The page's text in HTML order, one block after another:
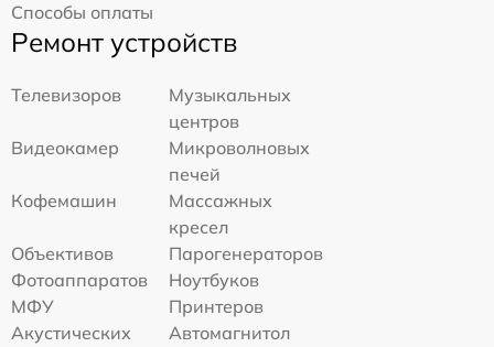
Способы оплаты
Ремонт устройств
Телевизоров
Музыкальных
центров
Видеокамер
Микроволновых
печей
Кофемашин
Массажных
кресел
Объективов
Парогенераторов
Фотоаппаратов
Ноутбуков
МФУ
Принтеров
Акустических
Автомагнитол